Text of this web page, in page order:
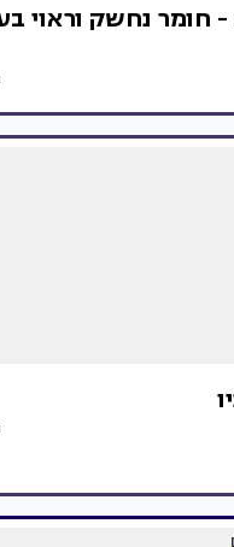
חומר נחשק וראוי